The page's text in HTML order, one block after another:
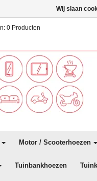
0 Producten
Motor / Scooterhoezen
Tuinbankhoezen
Wij slaan